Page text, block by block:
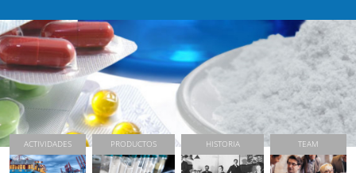
ACTIVIDADES PRODUCTOS HISTORIA TEAM